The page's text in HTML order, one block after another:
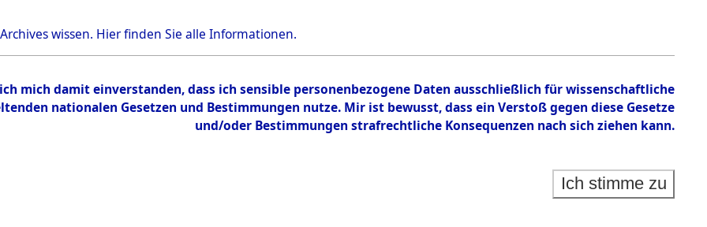
(betrifft die Opfer der Versenkung der Cap
0002 (84623201)→0017 (84623218)
Exhumierung und Identifizierung der im Landkreis Neunburg
wissen. Hierfinden Sie alle Informationen.
mich damit einverstanden, dass ich sensible personenbezogene Daten ausschließlich für wissenschaftliche
nationalen Gesetzen und Bestimmungen nutze. Mir ist bewusst, dass ein Verstoß gegen diese Gesetze
und/oder Bestimmungen strafrechtliche Konsequenzen nach sich ziehen kann.
Ich stimme zu